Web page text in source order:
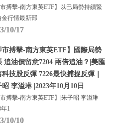
市搏擊-南方東英ETF】以巴局勢持續緊
金行情最新部
10/17
市搏擊-南方東英ETF】國際局勢
追油價留意7204 兩倍追油？|美匯
科技股反彈 7226最快捕捉反彈｜
李溢琳 |2023年10月10日
市搏擊-南方東英ETF】|朱子昭 李溢琳
年1
10/10